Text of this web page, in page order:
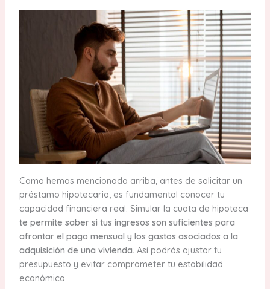
Como hemos mencionado arriba, antes de solicitar un
préstamo hipotecario, es fundamental conocer tu
capacidad financiera real. Simular la cuota de hipoteca
te permite saber si tus ingresos son suficientes para
afrontar el pago mensual y los gastos asociados a la
adquisición de una vivienda. Así podrás ajustar tu
presupuesto y evitar comprometer tu estabilidad
económica.